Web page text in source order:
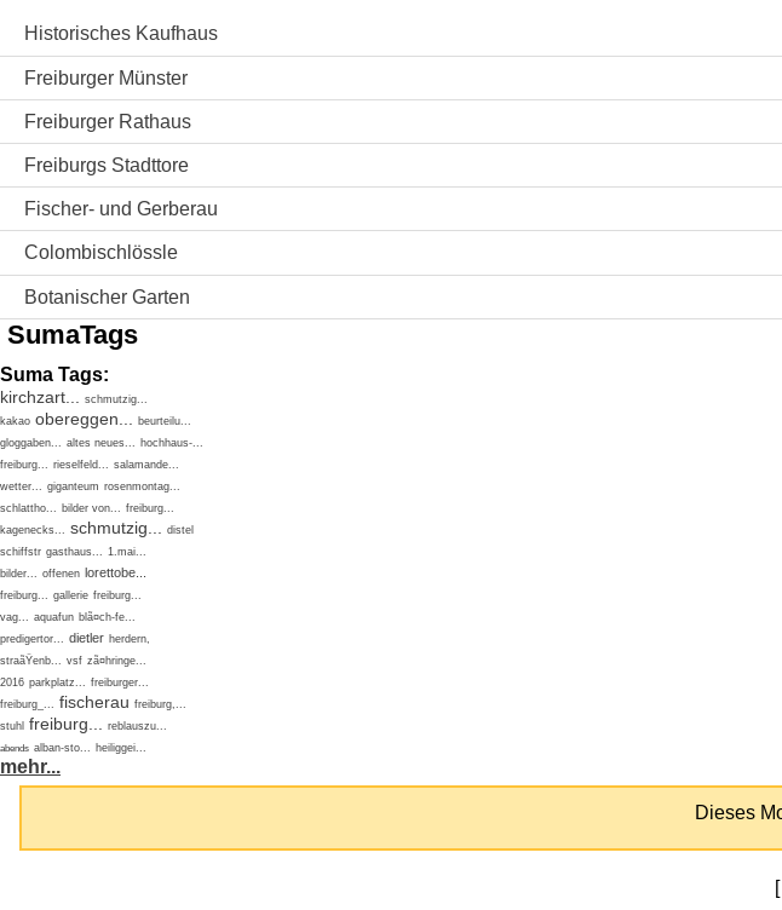
Historisches Kaufhaus
Freiburger Münster
Freiburger Rathaus
Freiburgs Stadttore
Fischer- und Gerberau
Colombischlössle
Botanischer Garten
SumaTags
Suma Tags:
kirchzart...
schmutzig...
kakao obereggen...
beurteilu...
gloggaben... altes neues... hochhaus-...
freiburg... rieselfeld... salamande...
wetter... giganteum rosenmontag...
schlattho... bilder von... freiburg...
kagenecks... schmutzig...
distel
schiffstr gasthaus... 1.mai...
bilder... offenen lorettobe...
freiburg... gallerie freiburg...
vag... aquafun blã¤ch-fe...
predigertor... dietler herdern,
straãŸenb... vsf zã¤hringe...
2016 parkplatz... freiburger...
freiburg_... fischerau freiburg,...
stuhl freiburg... reblauszu...
abends alban-sto... heiliggei...
mehr...
Dieses